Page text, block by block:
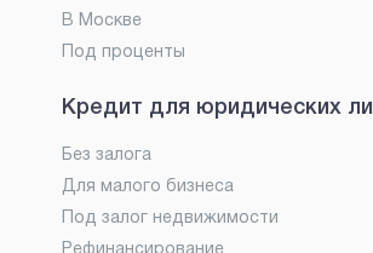
В Москве
Под проценты
Кредит для юридических
Без залога
Для малого бизнеса
Под залог недвижимости
Рефинансирование